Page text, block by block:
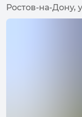
Ростов-на-Дону,